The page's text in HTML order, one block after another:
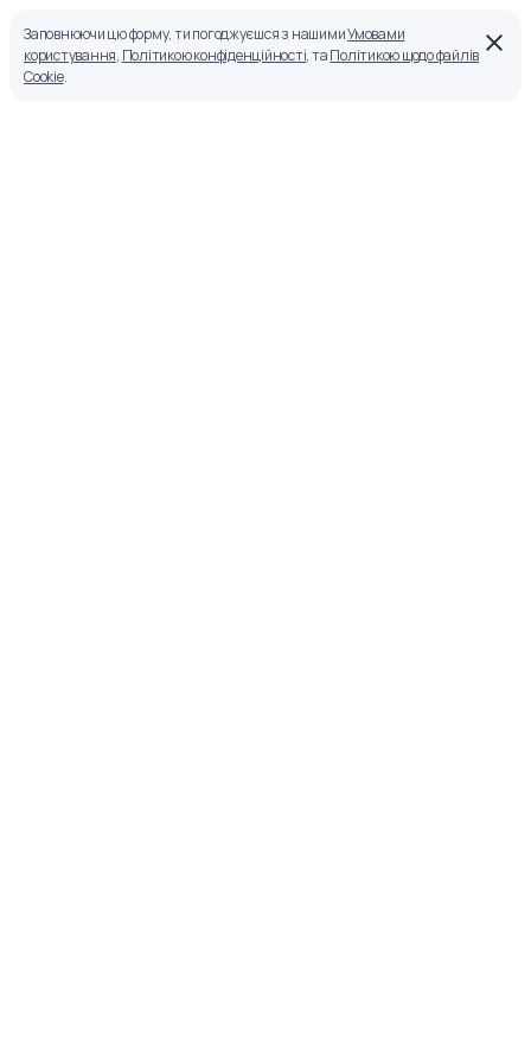
Заповнюючи цю форму, ти погоджуєшся з нашимиУмовами
користування, Політикою конфіденційності, таПолітикою щодо файлів
Cookie.